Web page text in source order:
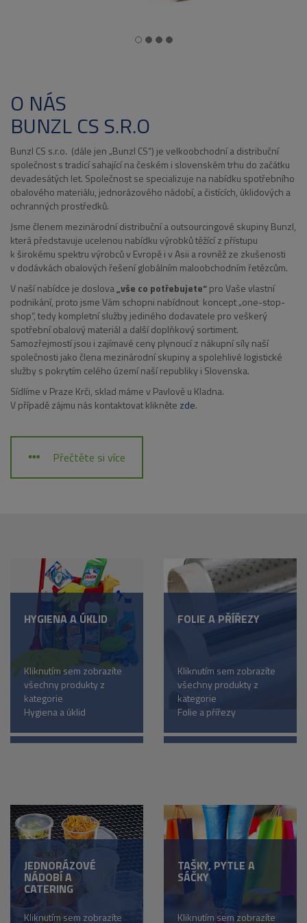
O NÁS
BUNZL CS S.R.O
Bunzl CS s.r.o. (dále jen „Bunzl CS“) je velkoobchodní a distribuční
společnost s tradicí sahající na českém i slovenském trhu do začátku
devadesátých let. Společnost se specializuje na nabídku spotřebního
obalového materiálu, jednorázového nádobí, a čistících, úklidových a
ochranných prostředků.
Jsme členem mezinárodní distribuční a outsourcingové skupiny Bunzl,
která představuje ucelenou nabídku výrobků těžící z přístupu
k širokému spektru výrobců v Evropě i v Asii a rovněž ze zkušenosti
v dodávkách obalových řešení globálním maloobchodním řetězcům.
V naší nabídce je doslova„vše co potřebujete“pro Vaše vlastní
podnikání, proto jsme Vám schopni nabídnout koncept „one-stop-
shop“, tedy kompletní služby jediného dodavatele pro veškerý
spotřební obalový materiál a další doplňkový sortiment.
Samozřejmostí jsou i zajímavé ceny plynoucí z nákupní síly naší
společnosti jako člena mezinárodní skupiny a spolehlivé logistické
služby s pokrytím celého území naší republiky i Slovenska.
Sídlíme v Praze Krči, sklad máme v Pavlově u Kladna.
V případě zájmu nás kontaktovat klikněte zde.
Přečtěte si více
HYGIENA A ÚKLID
Kliknutím sem zobrazíte
všechny produkty z
kategorie
Hygiena a úklid
FOLIE A PŘÍŘEZY
Kliknutím sem zobrazíte
všechny produkty z
kategorie
Folie a přířezy
JEDNORÁZOVÉ
NÁDOBÍ A
CATERING
Kliknutím sem zobrazíte
TAŠKY, PYTLE A
SÁČKY
Kliknutím sem zobrazíte